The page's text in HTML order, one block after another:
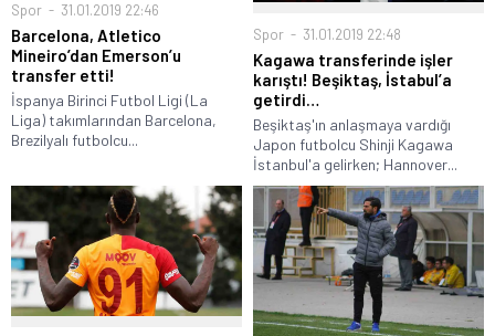
Spor 31.01.2019 22:46
Barcelona, Atletico
Mineiro’dan Emerson’u
transfer etti!
İspanya Birinci Futbol Ligi (La
Liga) takımlarından Barcelona,
Brezilyalı futbolcu...
Spor 31.01.2019 22:48
Kagawa transferinde işler
karıştı! Beşiktaş, İstabul’a
getirdi…
Beşiktaş'ın anlaşmaya vardığı
Japon futbolcu Shinji Kagawa
İstanbul'a gelirken; Hannover...